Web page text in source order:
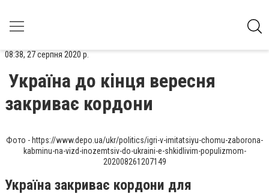
08:38, 27 серпня 2020 р.
Україна до кінця вересня
закриває кордони
Фото - https://www.depo.ua/ukr/politics/igri-v-imitatsiyu-chomu-zaborona-
kabminu-na-vizd-inozemtsiv-do-ukraini-e-shkidlivim-populizmom-
202008261207149
Україна закриває кордони для